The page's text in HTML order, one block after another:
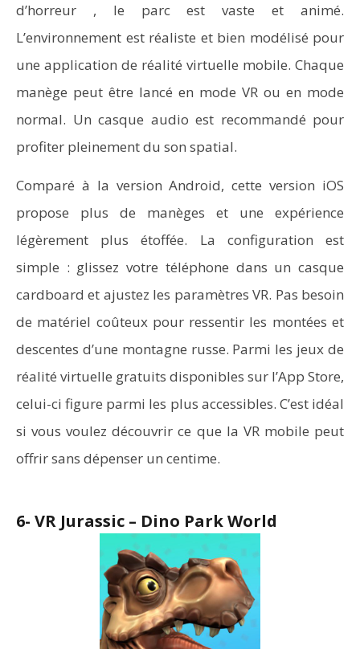
d’horreur , le parc est vaste et animé.
L’environnement est réaliste et bien modélisé pour
une application de réalité virtuelle mobile. Chaque
manège peut être lancé en mode VR ou en mode
normal. Un casque audio est recommandé pour
profiter pleinement du son spatial.
Comparé à la version Android, cette version iOS
propose plus de manèges et une expérience
légèrement plus étoffée. La configuration est
simple : glissez votre téléphone dans un casque
cardboard et ajustez les paramètres VR. Pas besoin
de matériel coûteux pour ressentir les montées et
descentes d’une montagne russe. Parmi les jeux de
réalité virtuelle gratuits disponibles sur l’App Store,
celui-ci figure parmi les plus accessibles. C’est idéal
si vous voulez découvrir ce que la VR mobile peut
offrir sans dépenser un centime.
6- VR Jurassic – Dino Park World